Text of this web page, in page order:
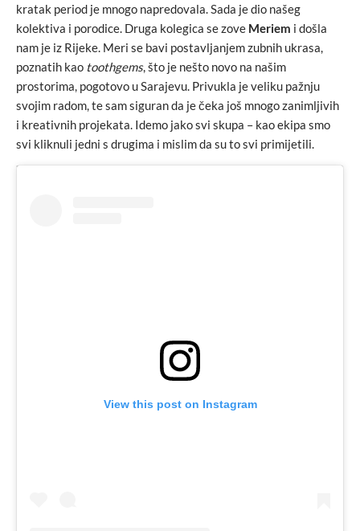
kratak period je mnogo napredovala. Sada je dio našeg
kolektiva i porodice. Druga kolegica se zove Meriem i došla
nam je iz Rijeke. Meri se bavi postavljanjem zubnih ukrasa,
poznatih kao toothgems, što je nešto novo na našim
prostorima, pogotovo u Sarajevu. Privukla je veliku pažnju
svojim radom, te sam siguran da je čeka još mnogo zanimljivih
i kreativnih projekata. Idemo jako svi skupa – kao ekipa smo
svi kliknuli jedni s drugima i mislim da su to svi primijetili.
View this post on Instagram